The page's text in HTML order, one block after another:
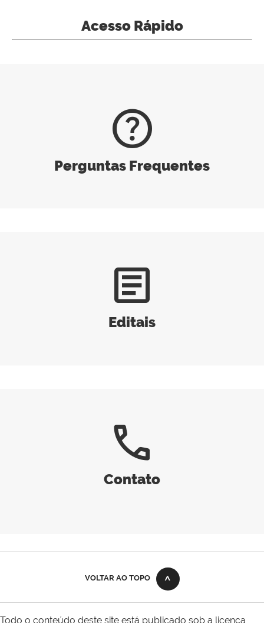
Acesso Rápido
help_outline
Perguntas Frequentes
article
Editais
call
Contato
VOLTAR AO TOPO
Todo o conteúdo deste site está publicado sob a licença